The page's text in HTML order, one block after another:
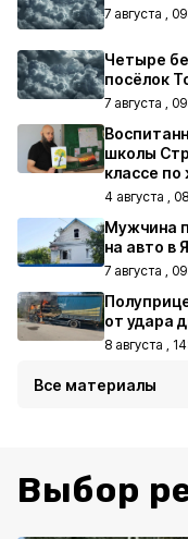
7 августа ,
Четыре
посёлок
7 августа ,
школы
классе
4 августа ,
Мужчина
на авто в
7 августа ,
от удара
8 августа ,
Все материалы
Выбор